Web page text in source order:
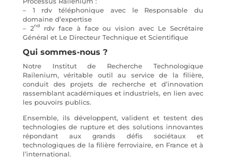
– 1 rdv téléphonique avec le Responsable du
domaine d’expertise
– 2ndrdv face à face ou vision avec Le Secrétaire
Général et Le Directeur Technique et Scientifique
Qui sommes-nous ?
Notre Institut de Recherche Technologique
Railenium, véritable outil au service de la filière,
conduit des projets de recherche et d’innovation
rassemblant académiques et industriels, en lien avec
les pouvoirs publics.
Ensemble, ils développent, valident et testent des
technologies de rupture et des solutions innovantes
répondant aux grands défis sociétaux et
technologiques de la filière ferroviaire, en France et à
l’international.